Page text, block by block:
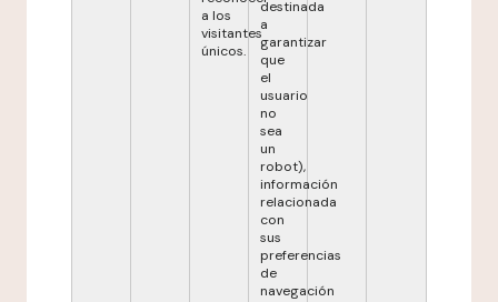
a los
visitantes
únicos.
destinada
a
garantizar
que
el
usuario
no
sea
un
robot),
información
relacionada
con
sus
preferencias
de
navegación